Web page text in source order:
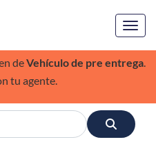
deVehículo de pre entrega.
tu agente.